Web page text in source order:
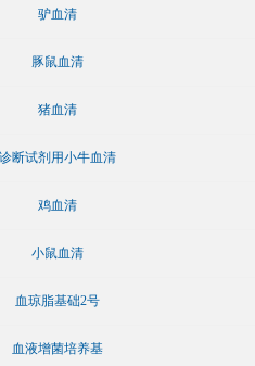
驴血清
豚鼠血清
猪血清
诊断试剂用小牛血清
鸡血清
小鼠血清
血琼脂基础2号
血液增菌培养基